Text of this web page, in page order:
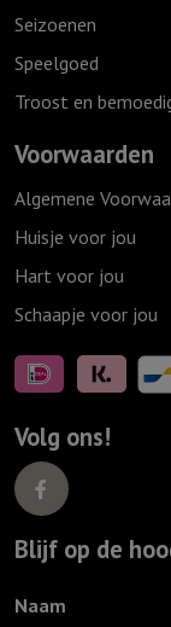
Seizoenen
Speelgoed
Troost en
Voorwaarden
Algemene
Huisje voor jou
Hart voor jou
Schaapje voor jou
Volg ons!
Blijf op de
Naam